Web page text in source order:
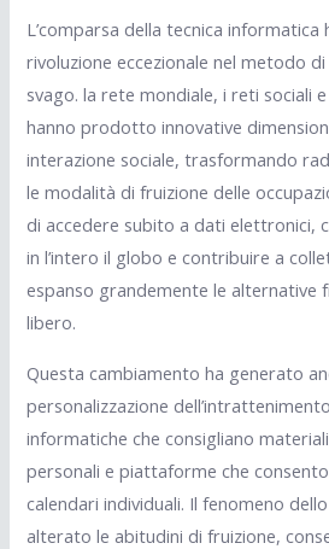
L’comparsa della tecnica informatica
rivoluzione eccezionale nel metodo
svago. la rete mondiale, i reti sociali
hanno prodotto innovative
interazione sociale, trasformando
le modalità di fruizione delle
di accedere subito a dati elettronici,
in l’intero il globo e contribuire a
espanso grandemente le alternative
libero.
Questa cambiamento ha generato
personalizzazione
informatiche che consigliano
personali e piattaforme che
calendari individuali. Il fenomeno
alterato le abitudini di fruizione,